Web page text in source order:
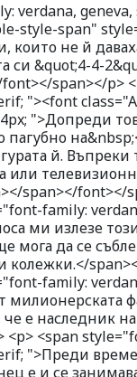
verdana,
style-span"
които не й
си &quot;4-4-
span></p>
"><font
">Допреди
й. Въпреки
или
span></font></
family:
ми излезе
мога да се
колежки.</
family:
е наследник
<span
">Преди
е и се